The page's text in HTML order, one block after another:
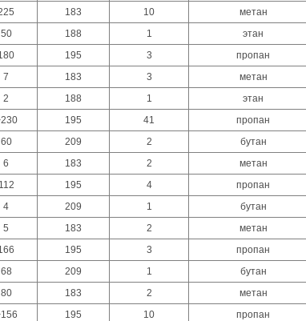
183 10
метан
50 188 1
этан
195 3 пропан
7 183 3
метан
2 188 1
этан
195 41
пропан
60 209 2 бутан
6 183 2
метан
112 195 4
пропан
4 209 1 бутан
5 183 2
метан
195 3
пропан
68 209 1 бутан
80 183 2
метан
195 10
пропан